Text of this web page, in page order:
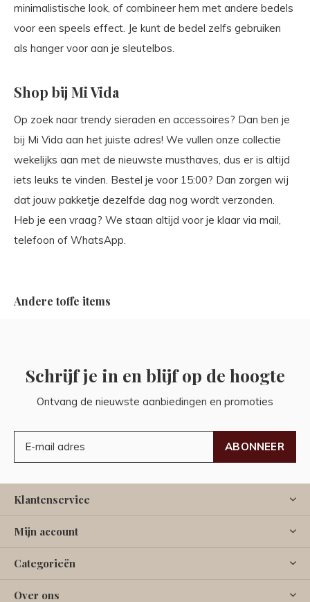
minimalistische look, of combineer hem met andere bedels
voor een speels effect. Je kunt de bedel zelfs gebruiken
als hanger voor aan je sleutelbos.
Shop bij Mi Vida
Op zoek naar trendy sieraden en accessoires? Dan ben je
bij Mi Vida aan het juiste adres! We vullen onze collectie
wekelijks aan met de nieuwste musthaves, dus er is altijd
iets leuks te vinden. Bestel je voor 15:00? Dan zorgen wij
dat jouw pakketje dezelfde dag nog wordt verzonden.
Heb je een vraag? We staan altijd voor je klaar via mail,
telefoon of WhatsApp.
Andere toffe items
Schrijf je in en blijf op de hoogte
Ontvang de nieuwste aanbiedingen en promoties
ABONNEER
Klantenservice
Mijn account
Categorieën
Over ons